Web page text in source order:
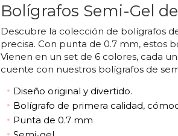
Bolígrafos Semi-Gel
Descubre la colección de bolígrafos
precisa. Con punta de 0.7 mm, estos
Vienen en un set de 6 colores, cada
cuente con nuestros bolígrafos de
Diseño original y divertido.
Bolígrafo de primera calidad,
Punta de 0.7 mm